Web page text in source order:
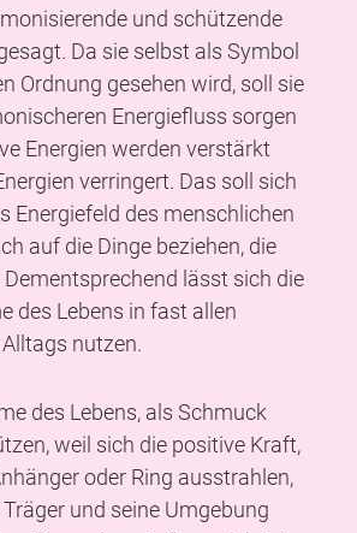
und schützende
Da sie selbst als Symbol
Ordnung gesehen wird, soll sie
Energiefluss sorgen
Energien werden verstärkt
verringert. Das soll sich
Energiefeld des menschlichen
auf die Dinge beziehen, die
lässt sich die
des Lebens in fast allen
nutzen.
des Lebens, als Schmuck
weil sich die positive Kraft,
oder Ring ausstrahlen,
und seine Umgebung